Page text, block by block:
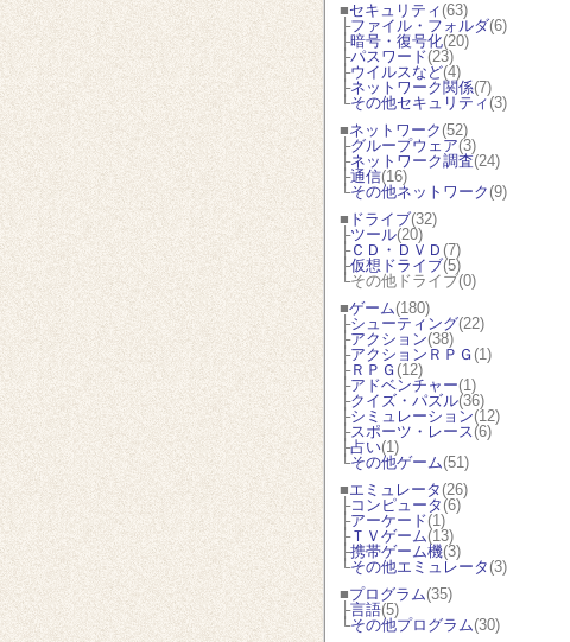
■セキュリティ (63)
├ファイル・フォルダ(6)
├暗号・復号化(20)
├パスワード(23)
├ウイルスなど(4)
├ネットワーク関係(7)
└その他セキュリティ (3)
■ネットワーク (52)
├グループウェア(3)
├ネットワーク調査(24)
├通信(16)
└その他ネットワーク (9)
■ ドライブ(32)
├ツール(20)
├ＣＤ・ＤＶＤ (7)
├仮想ドライブ(5)
└その他ドライブ(0)
■ゲーム(180)
├シューティング(22)
├アクション(38)
├アクションＲＰＧ (1)
├ＲＰＧ (12)
├アドベンチャー(1)
├クイズ・パズル(36)
├シミュレーション(12)
├スポーツ・レース(6)
├占い(1)
└その他ゲーム(51)
■エミュレータ (26)
├コンピュータ (6)
├アーケード(1)
├ＴＶゲーム(13)
├携帯ゲーム機(3)
└その他エミュレータ (3)
■プログラム(35)
├言語(5)
└その他プログラム(30)